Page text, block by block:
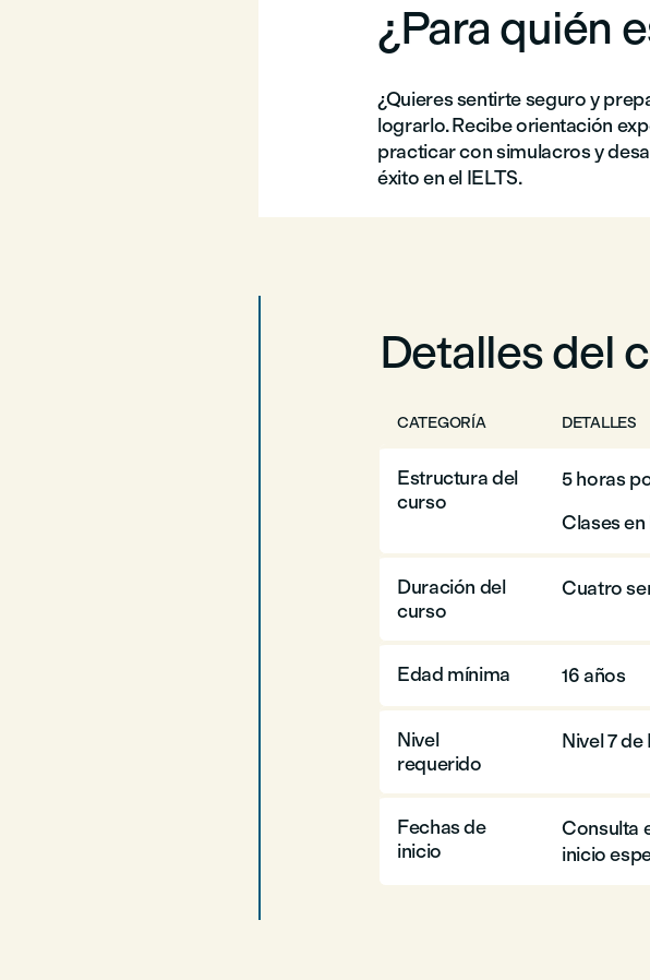
¿Para quién
¿Quieres sentirte seguro y
lograrlo. Recibe orientación
practicar con simulacros y
éxito en el IELTS.
Detalles del
CATEGORÍA DETALLES
Estructura del
curso
5 horas
Clases
Duración del
curso
Cuatro
Edad mínima 16 años
Nivel
requerido
Nivel 7
Fechas de
inicio
Consulta
inicio